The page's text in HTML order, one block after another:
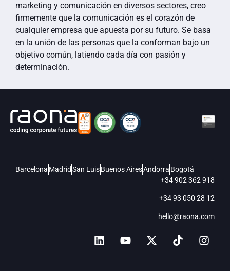
marketing y comunicación en diversos sectores, creo
firmemente que la comunicación es el corazón de
cualquier empresa que apuesta por su futuro. Se basa
en la unión de las personas que la conforman bajo un
objetivo común, latiendo cada día con pasión y
determinación.
Barcelona MadridSan LuisBuenos AiresAndorra Bogotá
+34 902 362 918
+34 93 050 28 12
hello@raona.com